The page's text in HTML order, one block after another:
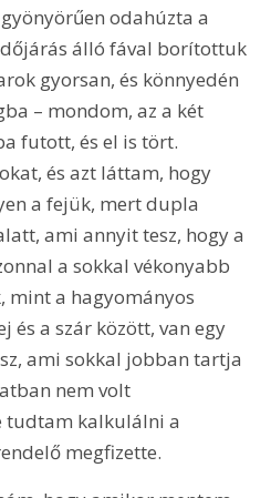
odahúzta a
álló fával borítottuk
gyorsan, és könnyedén
– mondom, az a két
futott, és el is tört.
és azt láttam, hogy
a fejük, mert dupla
ami annyit tesz, hogy a
a sokkal vékonyabb
mint a hagyományos
és a szár között, van egy
ami sokkal jobban tartja
nem volt
tudtam kalkulálni a
megfizette.